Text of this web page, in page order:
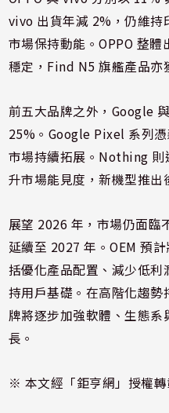
vivo 出貨年減 2%，仍維持
市場保持動能。OPPO 整
穩定，Find N5 旗艦產品亦
前五大品牌之外，Google
25%。Google Pixel 系列
市場持續拓展。Nothing 則
升市場能見度，新機型推出
展望 2026 年，市場仍面臨
延續至 2027 年。OEM 預
括優化產品配置、減少低
持用戶基礎。在高階化趨
牌將逐步加強軟體、生態
長。
※ 本文經「鉅亨網」授權